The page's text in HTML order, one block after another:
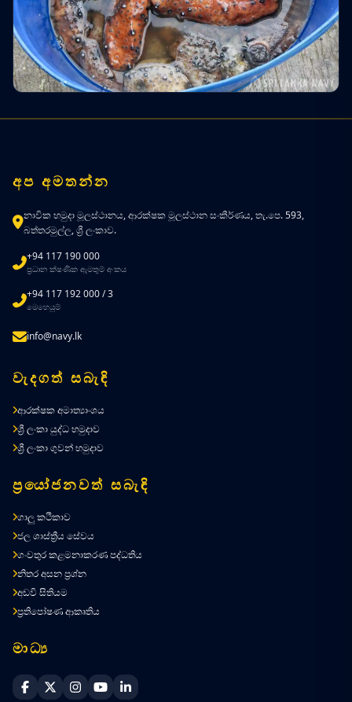
අප අමතන්න
නාවික හමුදා මූලස්ථානය, ආරක්ෂක මූලස්ථාන සංකීර්ණය, තැ.පෙ. 593,
බත්තරමුල්ල, ශ්‍රී ලංකාව.
+94 117 190 000
ප්‍රධාන ක්ෂණික ඇමතුම් අංකය
+94 117 192 000 / 3
මෙහෙයුම්
info@navy.lk
වැදගත් සබැඳි
ආරක්ෂක අමාත්‍යාංශය
ශ්‍රී ලංකා යුද්ධ හමුදාව
ශ්‍රී ලංකා ගුවන් හමුදාව
ප්‍රයෝජනවත් සබැඳි
ගාලු කථිකාව
ජල ශාස්ත්‍රීය සේවය
ගංවතුර කළමනාකරණ පද්ධතිය
නිතර අසන ප්‍රශ්න
අඩවි සිතියම
ප්‍රතිපෝෂණ ආකෘතිය
මාධ්‍ය
Sri Lanka Navy Facebook
Sri Lanka Navy X
Sri Lanka Navy Instagram
Sri Lanka Navy YouTube
Sri Lanka Navy LinkedIn